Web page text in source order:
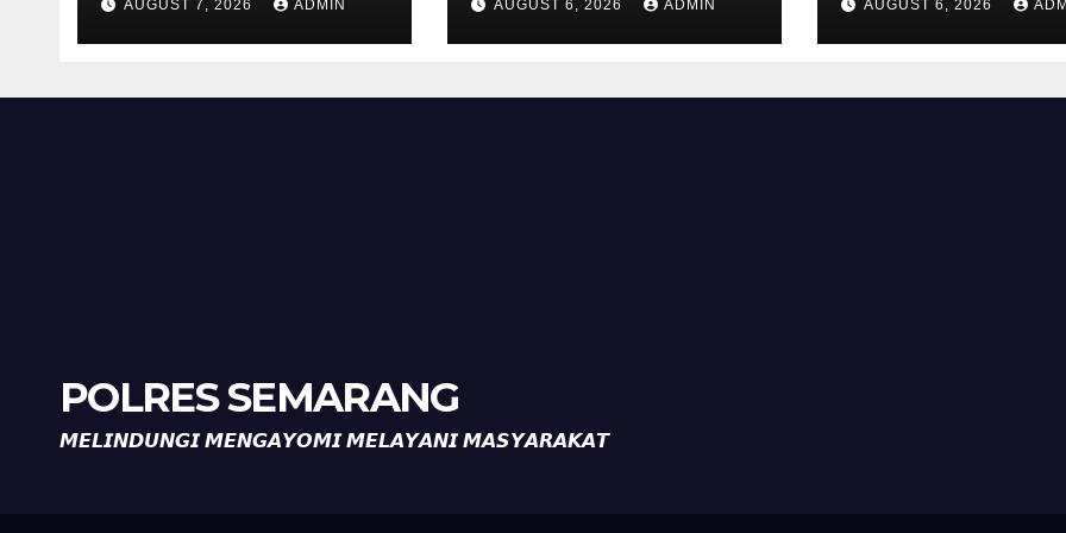
Kalibeji, Polisi
Pastikan Tidak Ada
AUGUST 7, 2026 ADMIN
Kelurahan Ungaran
Perkuat
AUGUST 6, 2026 ADMIN
Kelurahan
Perkuat
AUGUST 6, 2026
POLRES SEMARANG
𝙈𝙀𝙇𝙄𝙉𝘿𝙐𝙉𝙂𝙄 𝙈𝙀𝙉𝙂𝘼𝙔𝙊𝙈𝙄 𝙈𝙀𝙇𝘼𝙔𝘼𝙉𝙄 𝙈𝘼𝙎𝙔𝘼𝙍𝘼𝙆𝘼𝙏